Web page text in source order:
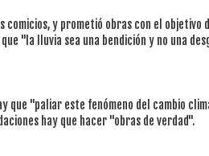
comicios, y prometió obras con el objetivo
"la lluvia sea una bendición y no una
que "paliar este fenómeno del cambio
hay que hacer "obras de verdad".